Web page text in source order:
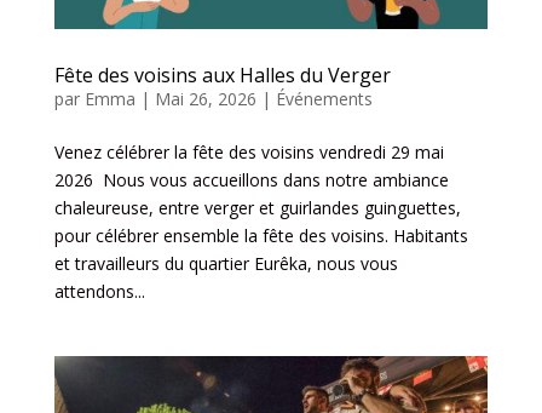
Fête des voisins aux Halles du Verger
par Emma | Mai 26, 2026 | Événements
Venez célébrer la fête des voisins vendredi 29 mai
2026 Nous vous accueillons dans notre ambiance
chaleureuse, entre verger et guirlandes guinguettes,
pour célébrer ensemble la fête des voisins. Habitants
et travailleurs du quartier Eurêka, nous vous
attendons...